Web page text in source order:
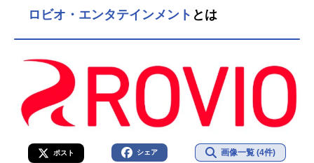
ロビオ・エンタテインメント とは
ポスト シェア 画像一覧 (4件)